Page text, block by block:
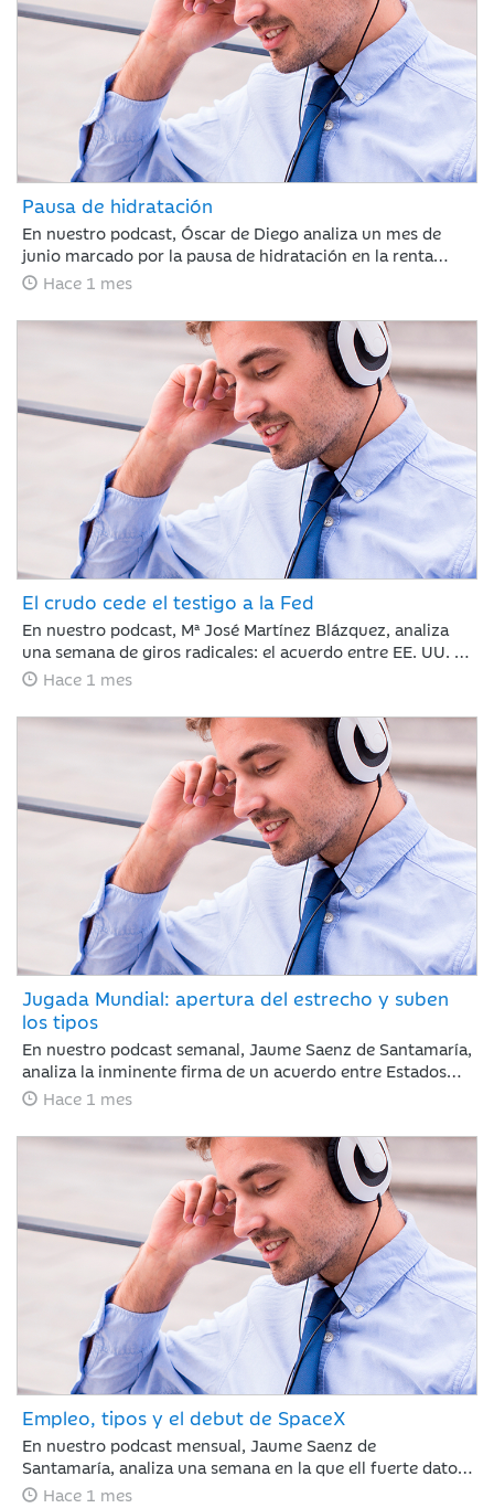
Pausa de hidratación
En nuestro podcast, Óscar de Diego analiza un mes de
junio marcado por la pausa de hidratación en la renta
variable y los avances en renta fija, clave para que Ibercaja
productos en positivo. De cara al verano, el mercado
recalibrará el escenario atento a la macroeconomía y a la
próxima temporada de resultados.
Hace 1 mes
El crudo cede el testigo a la Fed
En nuestro podcast, Mª José Martínez Blázquez, analiza
una semana de giros radicales: el acuerdo entre EE. UU. e
Irán reabre el Estrecho de Ormuz y hunde el petróleo por
debuta en la Fed rompiendo el guion con un mensaje duro
y menos explicaciones que promete traer volatilidad.
¿Cómo reaccionan los mercados? Con subidas en Europa
y la Inteligencia Artificial imparable.
Hace 1 mes
Jugada Mundial: apertura del estrecho y suben
los tipos
En nuestro podcast semanal, Jaume Saenz de Santamaría,
analiza la inminente firma de un acuerdo entre Estados
Unidos e Irán. El acuerdo reduce el riesgo geopolítico y
de Ormúz como principal catalizador, una caída del brent
hasta 82 dólares y un comportamiento positivo de la
renta variable, especialmente en Nasdaq. En este
contexto, la atención del inversor se desplaza desde
Oriente Medio hacia la política monetaria, con el BCE
ejecutando una subida de 25 puntos básicos y el foco
puesto ahora en el calendario de próximos movimientos
tanto en Europa como en Estados Unidos.
Hace 1 mes
Empleo, tipos y el debut de SpaceX
En nuestro podcast mensual, Jaume Saenz de
Santamaría, analiza una semana en la que ell fuerte dato
de empleo en EE. UU. ha frenado el optimismo del Nasdaq
Hace 1 mes